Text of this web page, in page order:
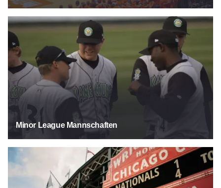
Minor League Mannschaften
Minor League Mannschaften
Professionelle Teams